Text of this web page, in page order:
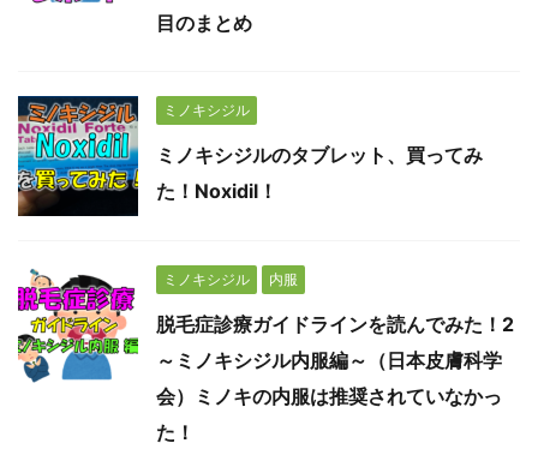
目のまとめ
ミノキシジル
ミノキシジルのタブレット、買ってみ
た！Noxidil！
ミノキシジル 内服
脱毛症診療ガイドラインを読んでみた！2
～ミノキシジル内服編～（日本皮膚科学
会）ミノキの内服は推奨されていなかっ
た！